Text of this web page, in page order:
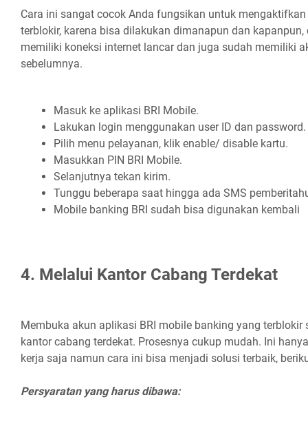
Cara ini sangat cocok Anda fungsikan untuk
terblokir, karena bisa dilakukan dimanapun dan
memiliki koneksi internet lancar dan juga sudah memiliki
sebelumnya.
Masuk ke aplikasi BRI Mobile.
Lakukan login menggunakan user ID dan password.
Pilih menu pelayanan, klik enable/ disable kartu.
Masukkan PIN BRI Mobile.
Selanjutnya tekan kirim.
Tunggu beberapa saat hingga ada SMS
Mobile banking BRI sudah bisa digunakan kembali
4. Melalui Kantor Cabang Terdekat
Membuka akun aplikasi BRI mobile banking yang
kantor cabang terdekat. Prosesnya cukup mudah. Ini
kerja saja namun cara ini bisa menjadi solusi terbaik,
Persyaratan yang harus dibawa: